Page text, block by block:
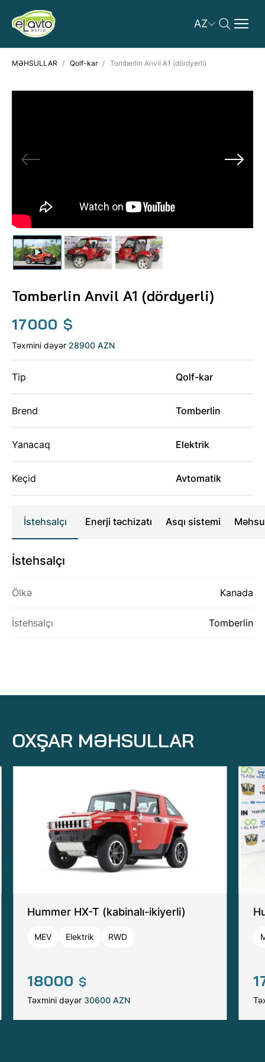
AZ
MƏHSULLAR Qolf-kar Tomberlin Anvil A1 (dördyerli)
Tomberlin Anvil A1 (dördyerli)
17000 $
Təxmini dəyər 28900 AZN
Tip Qolf-kar
Brend Tomberlin
Yanacaq Elektrik
Keçid Avtomatik
İstehsalçı Enerji təchizatı Asqı sistemi
İstehsalçı
Ölkə Kanada
İstehsalçı Tomberlin
OXŞAR MƏHSULLAR
Hummer HX-T (kabinalı-ikiyerli)
MEV Elektrik RWD
18000 $
Təxmini dəyər 30600 AZN